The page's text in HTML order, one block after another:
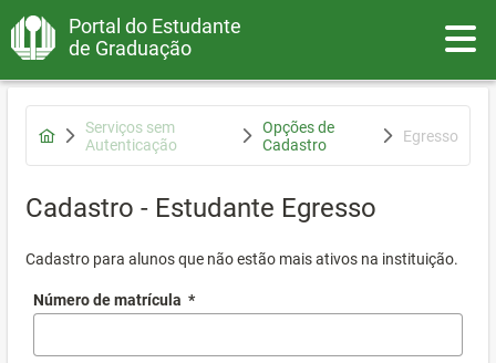
Portal do Estudante
de Graduação
Serviços sem
Autenticação
Opções de
Cadastro
Egresso
Cadastro - Estudante Egresso
Cadastro para alunos que não estão mais ativos na instituição.
Número de matrícula *